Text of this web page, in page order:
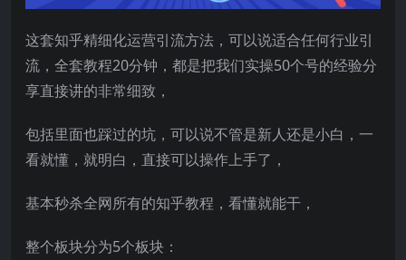
这套知乎精细化运营引流方法，可以说适合任何行业引
流，全套教程20分钟，都是把我们实操50个号的经验分
享直接讲的非常细致，
包括里面也踩过的坑，可以说不管是新人还是小白，一
看就懂，就明白，直接可以操作上手了，
基本秒杀全网所有的知乎教程，看懂就能干，
整个板块分为5个板块：